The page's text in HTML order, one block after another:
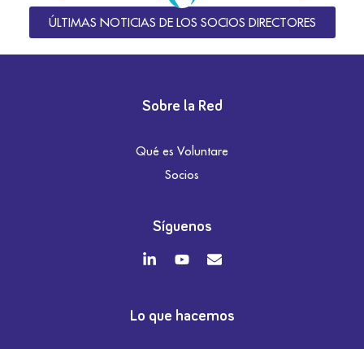
ÚLTIMAS NOTICIAS DE LOS SOCIOS DIRECTORES
Sobre la Red
Qué es Voluntare
Socios
Síguenos
Lo que hacemos